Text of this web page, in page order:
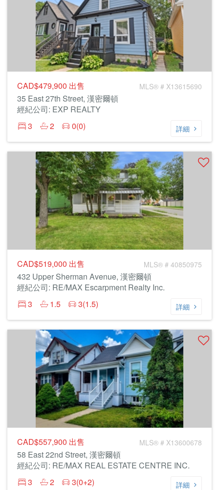
CAD$479,900 出售 MLS® # X13615690
35 East 27th Street, 漢密爾頓
經紀公司: EXP REALTY
3
2 0(0) 詳細
CAD$519,000 出售 MLS® # 40850975
432 Upper Sherman Avenue, 漢密爾頓
經紀公司: RE/MAX Escarpment Realty Inc.
3
1.5 3(1.5) 詳細
CAD$557,900 出售 MLS® # X13600678
58 East 22nd Street, 漢密爾頓
經紀公司: RE/MAX REAL ESTATE CENTRE INC.
3
2 3(0+2) 詳細